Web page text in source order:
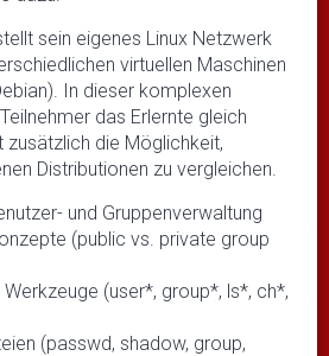
sein eigenes Linux Netzwerk
virtuellen Maschinen
In dieser komplexen
das Erlernte gleich
zusätzlich die Möglichkeit,
Distributionen zu vergleichen.
und Gruppenverwaltung
(public vs. private group
(user*, group*, ls*, ch*,
(passwd, shadow, group,